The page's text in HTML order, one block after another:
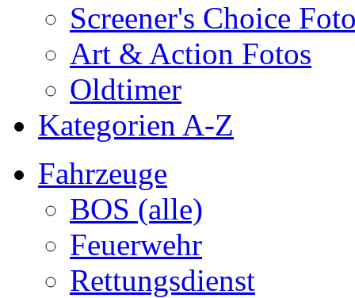
Screener's Choice
Art & Action Fotos
Oldtimer
Kategorien A-Z
Fahrzeuge
BOS (alle)
Feuerwehr
Rettungsdienst